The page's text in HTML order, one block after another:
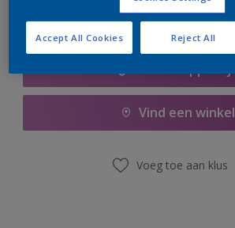
Vind een winkel
Voeg toe aan klus
Reject All
Accept All Cookies